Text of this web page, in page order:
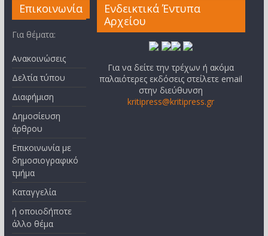
Επικοινωνία
Για θέματα:
Ανακοινώσεις
Δελτία τύπου
Διαφήμιση
Δημοσίευση
άρθρου
Επικοινωνία με
δημοσιογραφικό
τμήμα
Καταγγελία
ή οποιοδήποτε
άλλο θέμα
Ενδεικτικά Έντυπα
Αρχείου
Για να δείτε την τρέχων ή ακόμα
παλαιότερες εκδόσεις στείλετε email
στην διεύθυνση
kritipress@kritipress.gr